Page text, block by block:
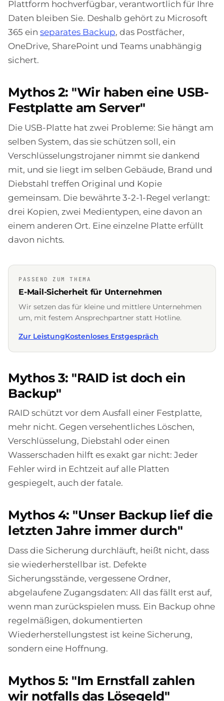
Plattform hochverfügbar, verantwortlich für Ihre
Daten bleiben Sie. Deshalb gehört zu Microsoft
365 ein separates Backup, das Postfächer,
OneDrive, SharePoint und Teams unabhängig
sichert.
Mythos 2: "Wir haben eine USB-
Festplatte am Server"
Die USB-Platte hat zwei Probleme: Sie hängt am
selben System, das sie schützen soll, ein
Verschlüsselungstrojaner nimmt sie dankend
mit, und sie liegt im selben Gebäude, Brand und
Diebstahl treffen Original und Kopie
gemeinsam. Die bewährte 3-2-1-Regel verlangt:
drei Kopien, zwei Medientypen, eine davon an
einem anderen Ort. Eine einzelne Platte erfüllt
davon nichts.
PASSEND ZUM THEMA
E-Mail-Sicherheit für Unternehmen
Wir setzen das für kleine und mittlere Unternehmen
um, mit festem Ansprechpartner statt Hotline.
Zur LeistungKostenloses Erstgespräch
Mythos 3: "RAID ist doch ein
Backup"
RAID schützt vor dem Ausfall einer Festplatte,
mehr nicht. Gegen versehentliches Löschen,
Verschlüsselung, Diebstahl oder einen
Wasserschaden hilft es exakt gar nicht: Jeder
Fehler wird in Echtzeit auf alle Platten
gespiegelt, auch der fatale.
Mythos 4: "Unser Backup lief die
letzten Jahre immer durch"
Dass die Sicherung durchläuft, heißt nicht, dass
sie wiederherstellbar ist. Defekte
Sicherungsstände, vergessene Ordner,
abgelaufene Zugangsdaten: All das fällt erst auf,
wenn man zurückspielen muss. Ein Backup ohne
regelmäßigen, dokumentierten
Wiederherstellungstest ist keine Sicherung,
sondern eine Hoffnung.
Mythos 5: "Im Ernstfall zahlen
wir notfalls das Lösegeld"